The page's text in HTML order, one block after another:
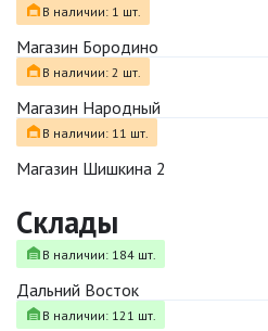
В наличии: 1 шт.
Магазин Бородино
В наличии: 2 шт.
Магазин Народный
В наличии: 11 шт.
Магазин Шишкина 2
Склады
В наличии: 184 шт.
Дальний Восток
В наличии: 121 шт.